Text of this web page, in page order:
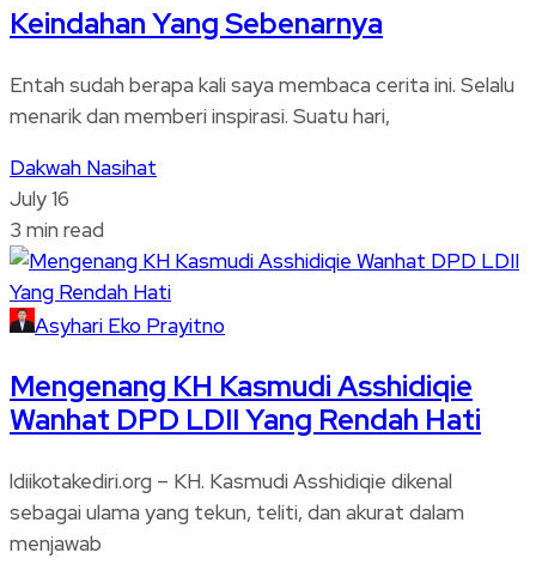
Keindahan Yang Sebenarnya
Entah sudah berapa kali saya membaca cerita ini. Selalu
menarik dan memberi inspirasi. Suatu hari,
Dakwah Nasihat
July 16
3 min read
Asyhari Eko Prayitno
Mengenang KH Kasmudi Asshidiqie
Wanhat DPD LDII Yang Rendah Hati
ldiikotakediri.org – KH. Kasmudi Asshidiqie dikenal
sebagai ulama yang tekun, teliti, dan akurat dalam
menjawab